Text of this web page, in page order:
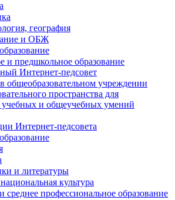
география
и ОБЖ
предшкольное образование
Интернет-педсовет
учреждении
пространства для
и общеучебных умений
Интернет-педсовета
и литературы
культура
профессиональное образование